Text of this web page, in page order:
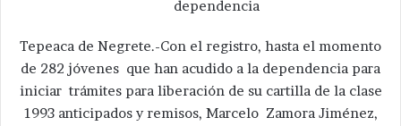
dependencia
Tepeaca de Negrete.-Con el registro, hasta el momento
de 282 jóvenes que han acudido a la dependencia para
iniciar trámites para liberación de su cartilla de la clase
1993 anticipados y remisos, Marcelo Zamora Jiménez,